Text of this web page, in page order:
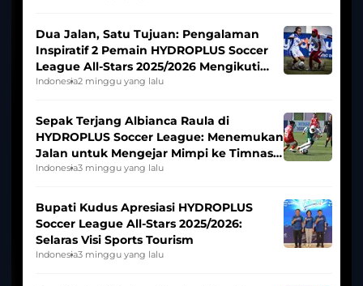
Dua Jalan, Satu Tujuan: Pengalaman
Inspiratif 2 Pemain HYDROPLUS Soccer
League All-Stars 2025/2026 Mengikuti
Seleksi Timnas Indonesia Putri
Indonesia2 minggu yang lalu
Sepak Terjang Albianca Raula di
HYDROPLUS Soccer League: Menemukan
Jalan untuk Mengejar Mimpi ke Timnas
Indonesia Putri
Indonesia3 minggu yang lalu
Bupati Kudus Apresiasi HYDROPLUS
Soccer League All-Stars 2025/2026:
Selaras Visi Sports Tourism
Indonesia3 minggu yang lalu